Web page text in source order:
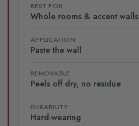
BEST FOR
Whole rooms & accent walls
APPLICATION
Paste the wall
REMOVABLE
Peels off dry, no residue
DURABILITY
Hard-wearing